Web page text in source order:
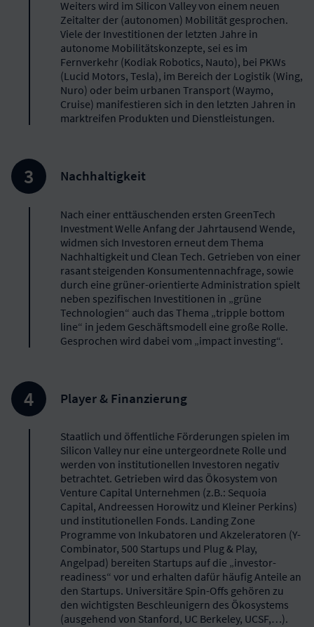
Weiters wird im Silicon Valley von einem neuen
Zeitalter der (autonomen) Mobilität gesprochen.
Viele der Investitionen der letzten Jahre in
autonome Mobilitätskonzepte, sei es im
Fernverkehr (Kodiak Robotics, Nauto), bei PKWs
(Lucid Motors, Tesla), im Bereich der Logistik (Wing,
Nuro) oder beim urbanen Transport (Waymo,
Cruise) manifestieren sich in den letzten Jahren in
marktreifen Produkten und Dienstleistungen.
Nachhaltigkeit
Nach einer enttäuschenden ersten GreenTech
Investment Welle Anfang der Jahrtausend Wende,
widmen sich Investoren erneut dem Thema
Nachhaltigkeit und Clean Tech. Getrieben von einer
rasant steigenden Konsumentennachfrage, sowie
durch eine grüner-orientierte Administration spielt
neben spezifischen Investitionen in „grüne
Technologien“ auch das Thema „tripple bottom
line“ in jedem Geschäftsmodell eine große Rolle.
Gesprochen wird dabei vom „impact investing“.
Player & Finanzierung
Staatlich und öffentliche Förderungen spielen im
Silicon Valley nur eine untergeordnete Rolle und
werden von institutionellen Investoren negativ
betrachtet. Getrieben wird das Ökosystem von
Venture Capital Unternehmen (z.B.: Sequoia
Capital, Andreessen Horowitz und Kleiner Perkins)
und institutionellen Fonds. Landing Zone
Programme von Inkubatoren und Akzeleratoren (Y-
Combinator, 500 Startups und Plug & Play,
Angelpad) bereiten Startups auf die „investor-
readiness“ vor und erhalten dafür häufig Anteile an
den Startups. Universitäre Spin-Offs gehören zu
den wichtigsten Beschleunigern des Ökosystems
(ausgehend von Stanford, UC Berkeley, UCSF,…).